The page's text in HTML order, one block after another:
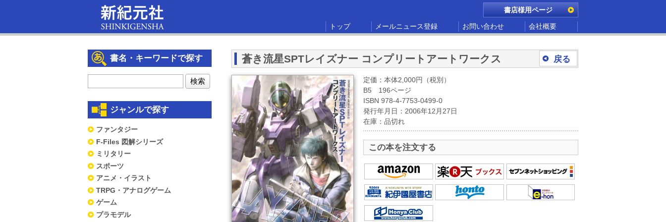
書店様用ページ
トップ メールニュース登録 お問い合わせ 会社概要
戻る
蒼き流星SPTレイズナー コンプリートアートワークス
定価：本体2,000円（税別）
B5 196ページ
ISBN 978-4-7753-0499-0
発行年月日：2006年12月27日
在庫：品切れ
この本を注文する
書名・キーワードで探す
ジャンルで探す
ファンタジー
F-Files 図解シリーズ
ミリタリー
スポーツ
アニメ・イラスト
TRPG・アナログゲーム
ゲーム
プラモデル